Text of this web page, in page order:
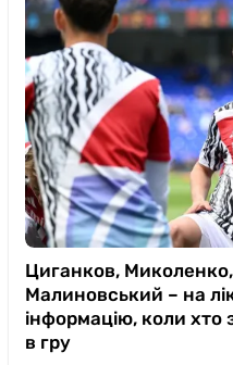
Циганков,
Малиновський – на
інформацію, коли хто
в гру